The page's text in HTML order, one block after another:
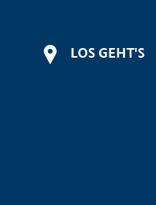
LOS GEHT'S